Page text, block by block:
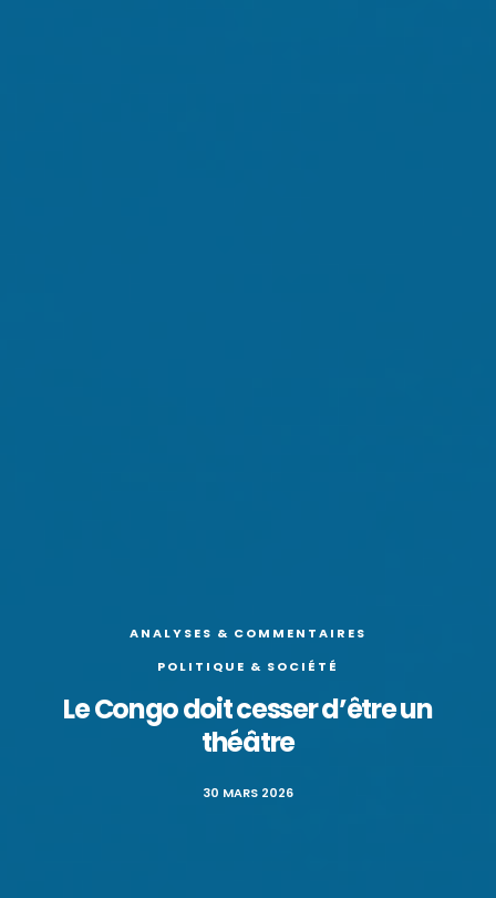
ANALYSES & COMMENTAIRES
POLITIQUE & SOCIÉTÉ
Le Congo doit cesser d’être un
théâtre
30 MARS 2026